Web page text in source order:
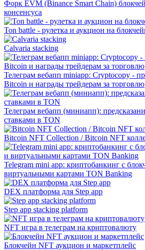
Форк EVM (Binance Smart Chain)
консенсуса
Ton battle - рулетка и аукцион на
Calvaria stacking
Телеграм вебапп miniapp: Cryptocopy -
Bitcoin и награды трейдерам за торговлю
Телеграм вебапп (миниапп):
ставками в TON
Bitcoin NFT Collection / Bitcoin NFT
Telegram mini app: криптобанкинг с
виртуальными картами TON Banking
DEX платформа для Step app
Step app stacking platform
NFT игра в телеграм на криптовалюту
Блокчейн NFT аукцион и маркетплейс